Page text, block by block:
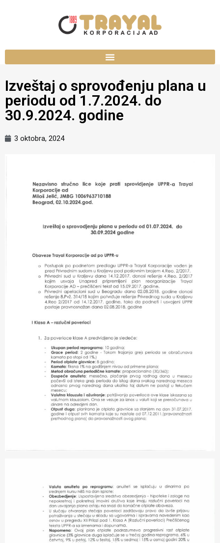
Izveštaj o sprovođenju plana u
periodu od 1.7.2024. do
30.9.2024. godine
3 oktobra, 2024